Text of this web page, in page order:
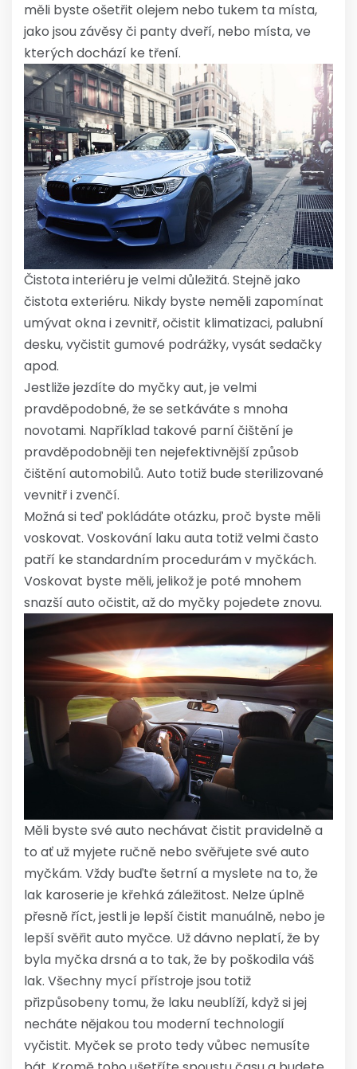
měli byste ošetřit olejem nebo tukem ta místa,
jako jsou závěsy či panty dveří, nebo místa, ve
kterých dochází ke tření.
Čistota interiéru je velmi důležitá. Stejně jako
čistota exteriéru. Nikdy byste neměli zapomínat
umývat okna i zevnitř, očistit klimatizaci, palubní
desku, vyčistit gumové podrážky, vysát sedačky
apod.
Jestliže jezdíte do myčky aut, je velmi
pravděpodobné, že se setkáváte s mnoha
novotami. Například takové parní čištění je
pravděpodobněji ten nejefektivnější způsob
čištění automobilů. Auto totiž bude sterilizované
vevnitř i zvenčí.
Možná si teď pokládáte otázku, proč byste měli
voskovat. Voskování laku auta totiž velmi často
patří ke standardním procedurám v myčkách.
Voskovat byste měli, jelikož je poté mnohem
snazší auto očistit, až do myčky pojedete znovu.
Měli byste své auto nechávat čistit pravidelně a
to ať už myjete ručně nebo svěřujete své auto
myčkám. Vždy buďte šetrní a myslete na to, že
lak karoserie je křehká záležitost. Nelze úplně
přesně říct, jestli je lepší čistit manuálně, nebo je
lepší svěřit auto myčce. Už dávno neplatí, že by
byla myčka drsná a to tak, že by poškodila váš
lak. Všechny mycí přístroje jsou totiž
přizpůsobeny tomu, že laku neublíží, když si jej
necháte nějakou tou moderní technologií
vyčistit. Myček se proto tedy vůbec nemusíte